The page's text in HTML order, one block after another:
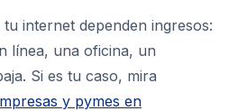
internet dependen ingresos:
línea, una oficina, un
Si es tu caso, mira
y pymes en